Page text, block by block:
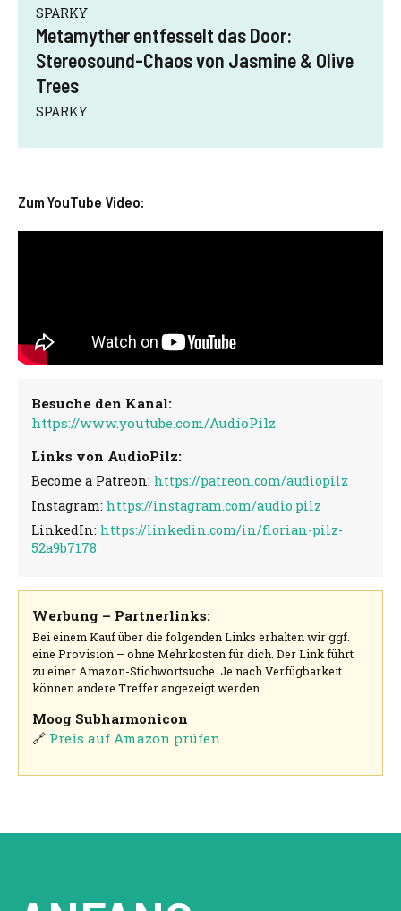
SPARKY
Metamyther entfesselt das Door:
Stereosound-Chaos von Jasmine & Olive
Trees
SPARKY
Zum YouTube Video:
Besuche den Kanal:
https://www.youtube.com/AudioPilz
Links von AudioPilz:
Become a Patreon: https://patreon.com/audiopilz
Instagram: https://instagram.com/audio.pilz
LinkedIn: https://linkedin.com/in/florian-pilz-
52a9b7178
Werbung – Partnerlinks:
Bei einem Kauf über die folgenden Links erhalten wir ggf.
eine Provision – ohne Mehrkosten für dich. Der Link führt
zu einer Amazon-Stichwortsuche. Je nach Verfügbarkeit
können andere Treffer angezeigt werden.
Moog Subharmonicon
🔗 Preis auf Amazon prüfen